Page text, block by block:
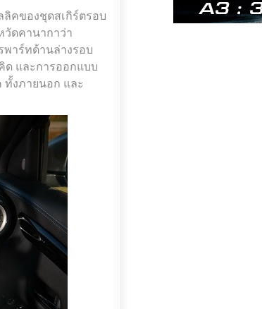
คของชุดสเกิร์ตรอบ
วัดคานากาว่า
พาร์ทด้านล่างรอบ
ด และการออกแบบ
ทั้งภายนอก และ